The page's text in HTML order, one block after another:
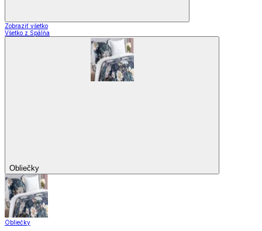
Zobraziť všetko
Všetko z Spálňa
Obliečky
Obliečky